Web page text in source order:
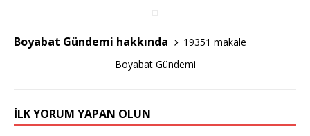
o
k
Boyabat Gündemi hakkında
19351 makale
Boyabat Gündemi
İLK YORUM YAPAN OLUN